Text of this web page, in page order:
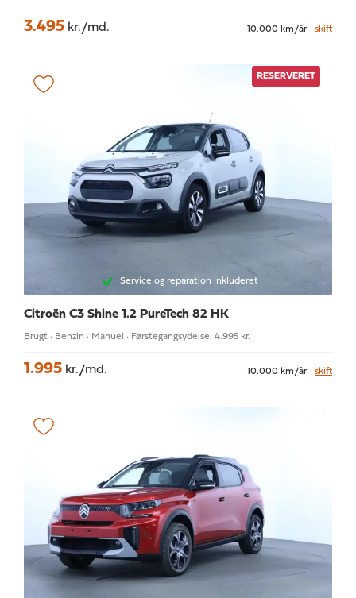
3.495 kr./md. 10.000 km/år skift
RESERVERET
Service og reparation inkluderet
Citroën C3 Shine 1.2 PureTech 82 HK
Brugt · Benzin · Manuel · Førstegangsydelse: 4.995 kr.
1.995 kr./md. 10.000 km/år skift